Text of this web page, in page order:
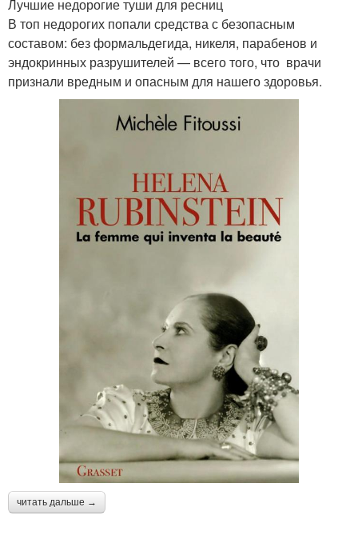
Лучшие недорогие туши для ресниц
В топ недорогих попали средства с безопасным
составом: без формальдегида, никеля, парабенов и
эндокринных разрушителей — всего того, что врачи
признали вредным и опасным для нашего здоровья.
читать дальше →